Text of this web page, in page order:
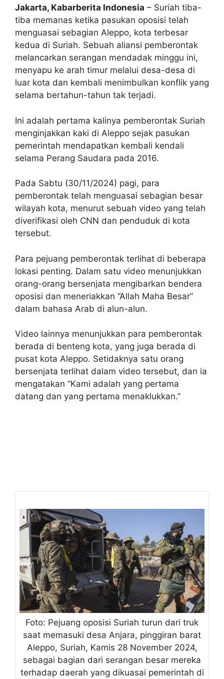
Jakarta, Kabarberita Indonesia – Suriah tiba-
tiba memanas ketika pasukan oposisi telah
menguasai sebagian Aleppo, kota terbesar
kedua di Suriah. Sebuah aliansi pemberontak
melancarkan serangan mendadak minggu ini,
menyapu ke arah timur melalui desa-desa di
luar kota dan kembali menimbulkan konflik yang
selama bertahun-tahun tak terjadi.
Ini adalah pertama kalinya pemberontak Suriah
menginjakkan kaki di Aleppo sejak pasukan
pemerintah mendapatkan kembali kendali
selama Perang Saudara pada 2016.
Pada Sabtu (30/11/2024) pagi, para
pemberontak telah menguasai sebagian besar
wilayah kota, menurut sebuah video yang telah
diverifikasi oleh CNN dan penduduk di kota
tersebut.
Para pejuang pemberontak terlihat di beberapa
lokasi penting. Dalam satu video menunjukkan
orang-orang bersenjata mengibarkan bendera
oposisi dan meneriakkan “Allah Maha Besar”
dalam bahasa Arab di alun-alun.
Video lainnya menunjukkan para pemberontak
berada di benteng kota, yang juga berada di
pusat kota Aleppo. Setidaknya satu orang
bersenjata terlihat dalam video tersebut, dan ia
mengatakan “Kami adalah yang pertama
datang dan yang pertama menaklukkan.”
Foto: Pejuang oposisi Suriah turun dari truk
saat memasuki desa Anjara, pinggiran barat
Aleppo, Suriah, Kamis 28 November 2024,
sebagai bagian dari serangan besar mereka
terhadap daerah yang dikuasai pemerintah di